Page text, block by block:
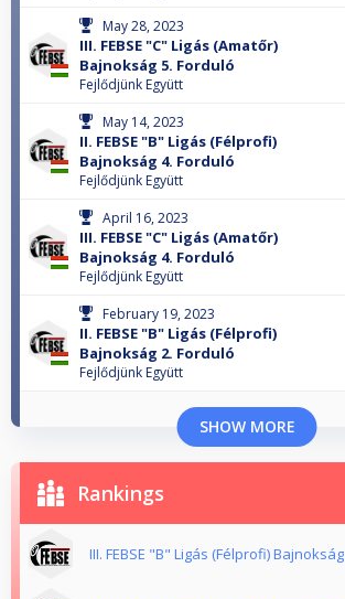
May 28, 2023
III. FEBSE "C" Ligás (Amatőr)
Bajnokság 5. Forduló
Fejlődjünk Együtt
May 14, 2023
II. FEBSE "B" Ligás (Félprofi)
Bajnokság 4. Forduló
Fejlődjünk Együtt
April 16, 2023
III. FEBSE "C" Ligás (Amatőr)
Bajnokság 4. Forduló
Fejlődjünk Együtt
February 19, 2023
II. FEBSE "B" Ligás (Félprofi)
Bajnokság 2. Forduló
Fejlődjünk Együtt
SHOW MORE
Rankings
III. FEBSE "B" Ligás (Félprofi) Bajnokság